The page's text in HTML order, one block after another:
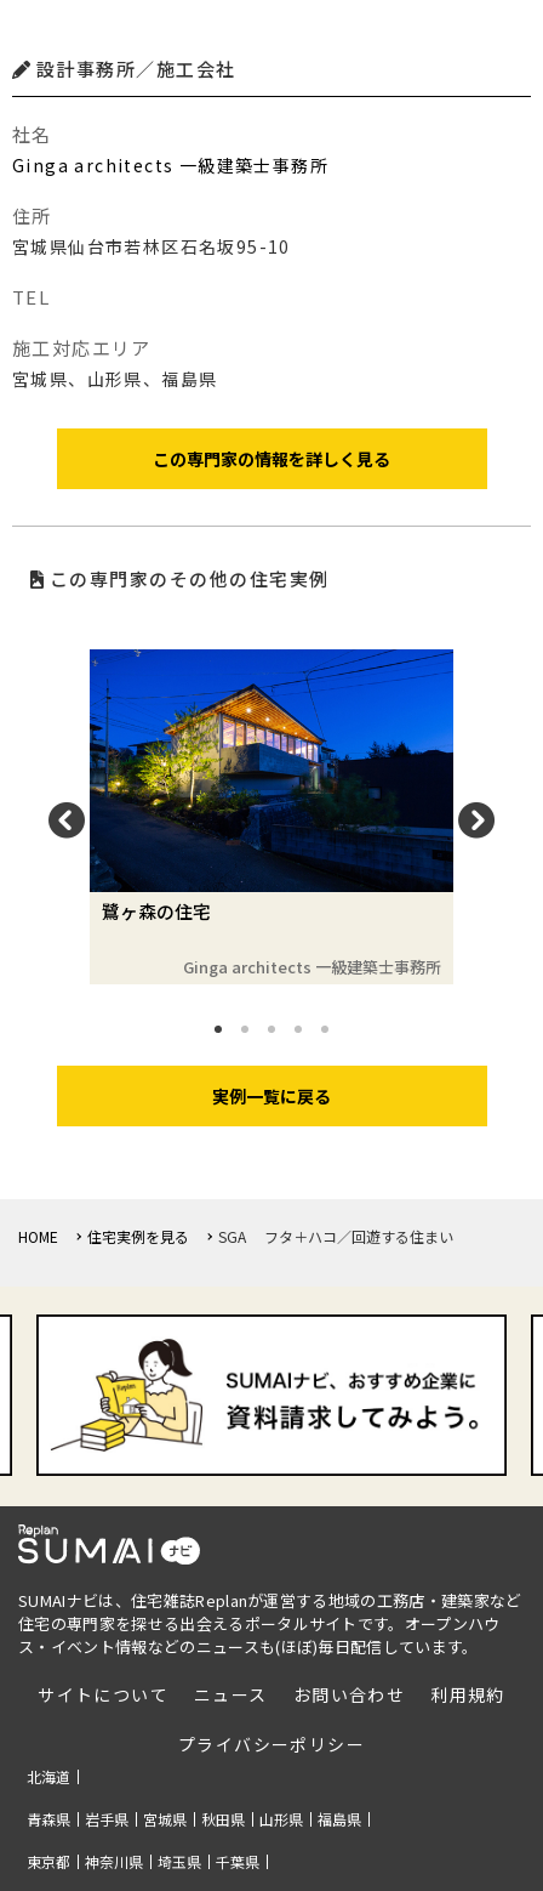
設計事務所／施工会社
社名
Ginga architects 一級建築士事務所
住所
宮城県仙台市若林区石名坂95-10
TEL
施工対応エリア
宮城県、山形県、福島県
この専門家の情報を詳しく見る
この専門家のその他の住宅実例
鷺ヶ森の住宅
Ginga architects 一級建築士事務所
実例一覧に戻る
HOME 住宅実例を見る SGA フタ＋ハコ／回遊する住まい
SUMAIナビは、住宅雑誌Replanが運営する地域の工務店・建築家など
住宅の専門家を探せる出会えるポータルサイトです。オープンハウ
ス・イベント情報などのニュースも(ほぼ)毎日配信しています。
サイトについて ニュース お問い合わせ 利用規約
プライバシーポリシー
北海道
青森県 岩手県 宮城県 秋田県 山形県 福島県
東京都 神奈川県 埼玉県 千葉県